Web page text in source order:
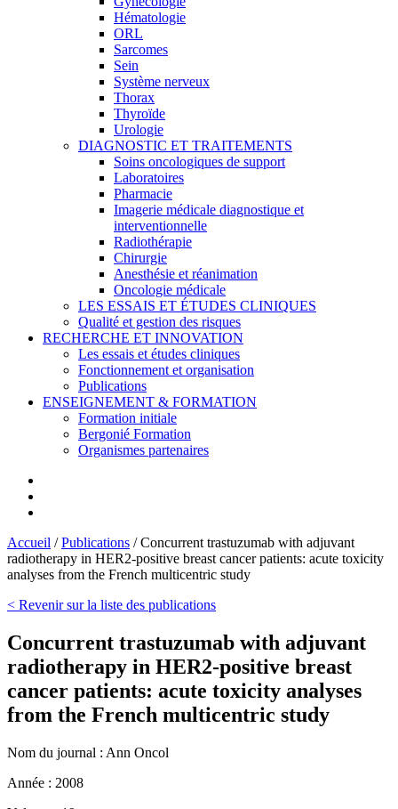
Hématologie
ORL
Sarcomes
Sein
Système nerveux
Thorax
Thyroïde
Urologie
DIAGNOSTIC ET TRAITEMENTS
Soins oncologiques de support
Laboratoires
Pharmacie
Imagerie médicale diagnostique et
interventionnelle
Radiothérapie
Chirurgie
Anesthésie et réanimation
Oncologie médicale
LES ESSAIS ET ÉTUDES CLINIQUES
Qualité et gestion des risques
RECHERCHE ET INNOVATION
Les essais et études cliniques
Fonctionnement et organisation
Publications
ENSEIGNEMENT & FORMATION
Formation initiale
Bergonié Formation
Organismes partenaires
Accueil /Publications /Concurrent trastuzumab with adjuvant
radiotherapy in HER2-positive breast cancer patients: acute toxicity
analyses from the French multicentric study
< Revenir sur la liste des publications
Concurrent trastuzumab with adjuvant
radiotherapy in HER2-positive breast
cancer patients: acute toxicity analyses
from the French multicentric study
Nom du journal : Ann Oncol
Année : 2008